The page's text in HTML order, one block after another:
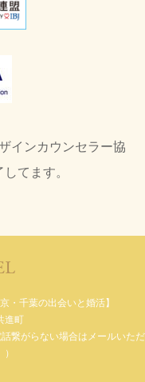
インカウンセラー協
てます。
・千葉の出会いと婚活】
進町
繋がらない場合はメールいただ